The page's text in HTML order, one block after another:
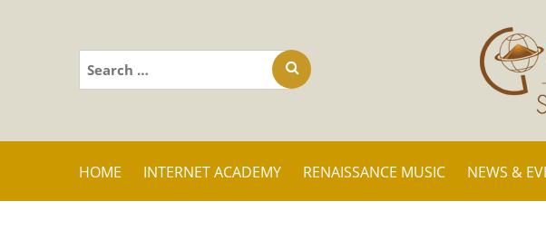
Search
for:
HOME INTERNET ACADEMY RENAISSANCE MUSIC NEWS &